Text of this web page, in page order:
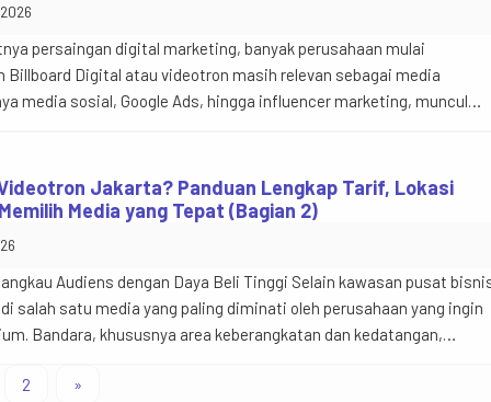
persaingan digital marketing, banyak perusahaan mulai
Billboard Digital atau videotron masih relevan sebagai media
media sosial, Google Ads, hingga influencer marketing, muncul
kampanye adalah meningkatkan awareness, membangun
[…]Jakarta? Panduan Lengkap Tarif, Lokasi
Media yang Tepat (Bagian 2)
Audiens dengan Daya Beli Tinggi Selain kawasan pusat
salah satu media yang paling diminati oleh perusahaan yang ingin
Bandara, khususnya area keberangkatan dan kedatangan,
tunggu (dwell time) yang lebih lama, mulai dari […]
2 »